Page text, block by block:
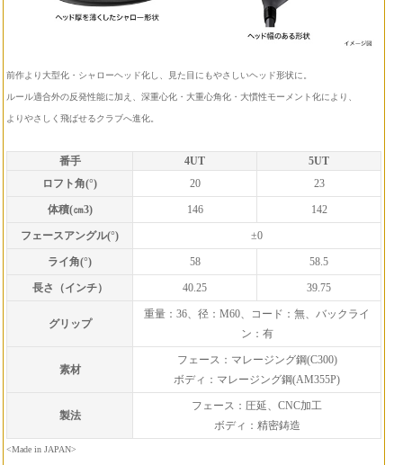
前作より大型化・シャローヘッド化し、見た目にもやさしいヘッド形状に。
ルール適合外の反発性能に加え、深重心化・大重心角化・大慣性モーメント化により、
よりやさしく飛ばせるクラブへ進化。
番手 4UT
5UT
ロフト角(°)
20 23
体積(㎝3) 146 142
フェースアングル(°) ±0
ライ角(°) 58 58.5
長さ（インチ） 40.25 39.75
グリップ
重量：36、径：M60、コード：無、バックライ
ン：有
素材
フェース：マレージング鋼(C300)
ボディ：マレージング鋼(AM355P)
製法
フェース：圧延、CNC加工
ボディ：精密鋳造
<Made in JAPAN>